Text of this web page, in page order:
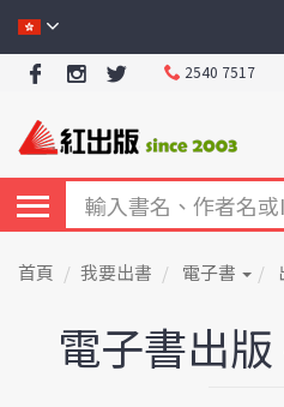
2540 7517
首頁 我要出書 電子書
電子書出